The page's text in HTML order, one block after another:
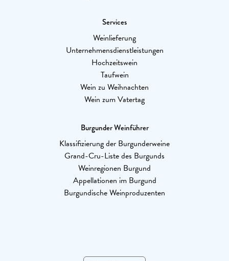
Services
Weinlieferung
Unternehmensdienstleistungen
Hochzeitswein
Taufwein
Wein zu Weihnachten
Wein zum Vatertag
Burgunder Weinführer
Klassifizierung der Burgunderweine
Grand-Cru-Liste des Burgunds
Weinregionen Burgund
Appellationen im Burgund
Burgundische Weinproduzenten